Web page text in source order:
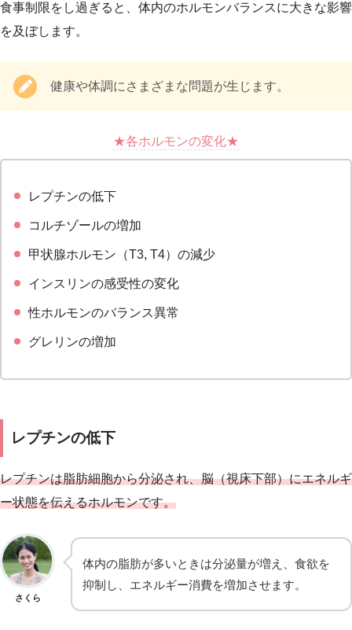
食事制限をし過ぎると、体内のホルモンバランスに大きな影響
を及ぼします。
健康や体調にさまざまな問題が生じます。
★各ホルモンの変化★
レプチンの低下
コルチゾールの増加
甲状腺ホルモン（T3, T4）の減少
インスリンの感受性の変化
性ホルモンのバランス異常
グレリンの増加
レプチンの低下
レプチンは脂肪細胞から分泌され、脳（視床下部）にエネルギ
ー状態を伝えるホルモンです。
さくら
体内の脂肪が多いときは分泌量が増え、食欲を
抑制し、エネルギー消費を増加させます。